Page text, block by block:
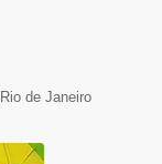
de Janeiro